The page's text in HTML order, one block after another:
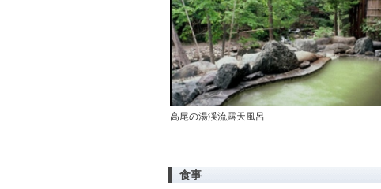
高尾の湯渓流露天風呂
食事